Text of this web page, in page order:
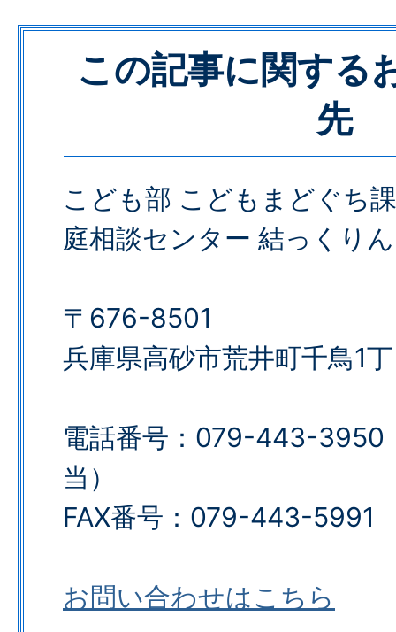
この記事に関する
先
こども部 こどもまどぐち
庭相談センター 結っくりん
〒676-8501
兵庫県高砂市荒井町千鳥1
電話番号：079-443-3950
当）
FAX番号：079-443-5991​​​​​​​
お問い合わせはこちら